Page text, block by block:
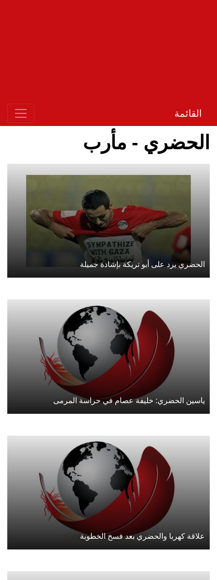
القائمة
الحضري - مأرب
الحضري يرد على أبو تريكة بإشادة جميلة
ياسين الحضري: خليفة عصام في حراسة المرمى
علاقة كهربا والحضري بعد فسخ الخطوبة